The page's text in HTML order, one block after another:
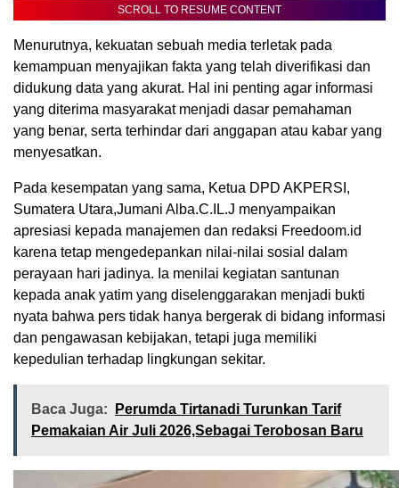
SCROLL TO RESUME CONTENT
Menurutnya, kekuatan sebuah media terletak pada
kemampuan menyajikan fakta yang telah diverifikasi dan
didukung data yang akurat. Hal ini penting agar informasi
yang diterima masyarakat menjadi dasar pemahaman
yang benar, serta terhindar dari anggapan atau kabar yang
menyesatkan.
Pada kesempatan yang sama, Ketua DPD AKPERSI,
Sumatera Utara,Jumani Alba.C.IL.J menyampaikan
apresiasi kepada manajemen dan redaksi Freedoom.id
karena tetap mengedepankan nilai-nilai sosial dalam
perayaan hari jadinya. Ia menilai kegiatan santunan
kepada anak yatim yang diselenggarakan menjadi bukti
nyata bahwa pers tidak hanya bergerak di bidang informasi
dan pengawasan kebijakan, tetapi juga memiliki
kepedulian terhadap lingkungan sekitar.
Baca Juga:
Perumda Tirtanadi Turunkan Tarif
Pemakaian Air Juli 2026,Sebagai Terobosan Baru